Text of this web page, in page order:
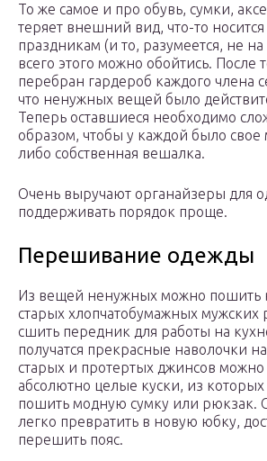
То же самое и про обувь, сумки,
теряет внешний вид, что-то носится
праздникам (и то, разумеется, не
всего этого можно обойтись. После
перебран гардероб каждого члена
что ненужных вещей было
Теперь оставшиеся необходимо
образом, чтобы у каждой было свое
либо собственная вешалка.
Очень выручают органайзеры для
поддерживать порядок проще.
Перешивание одежды
Из вещей ненужных можно пошить
старых хлопчатобумажных
сшить передник для работы на
получатся прекрасные наволочки
старых и протертых джинсов можно
абсолютно целые куски, из которых
пошить модную сумку или рюкзак.
легко превратить в новую юбку,
перешить пояс.